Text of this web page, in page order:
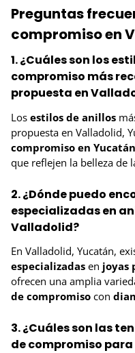
Preguntas
compromiso en
1. ¿Cuáles son los
compromiso más
propuesta en
Los estilos de anillos
propuesta en Valladolid,
compromiso en Yucatán
que reflejen la belleza de
2. ¿Dónde puedo
especializadas en
Valladolid?
En Valladolid, Yucatán,
especializadas en joyas
ofrecen una amplia
de compromiso con
3. ¿Cuáles son las
de compromiso